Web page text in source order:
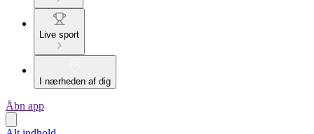
Live sport
I nærheden af dig
Åbn app